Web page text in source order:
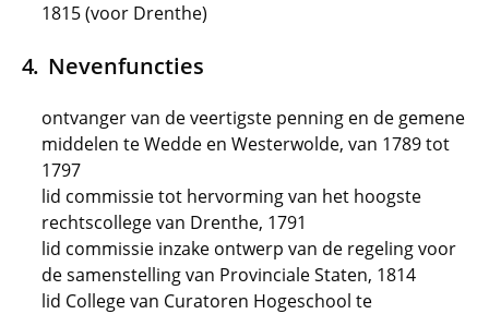
1815 (voor Drenthe)
Nevenfuncties
ontvanger van de veertigste penning en de gemene
middelen te Wedde en Westerwolde, van 1789 tot
1797
lid commissie tot hervorming van het hoogste
rechtscollege van Drenthe, 1791
lid commissie inzake ontwerp van de regeling voor
de samenstelling van Provinciale Staten, 1814
lid College van Curatoren Hogeschool te